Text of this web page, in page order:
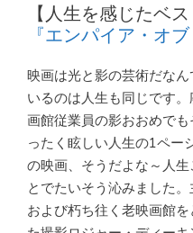
【人生を感じたベス
『エンパイア・オブ
映画は光と影の芸術だな
いるのは人生も同じです
画館従業員の影おおめで
ったく眩しい人生の1ペー
の映画、そうだよな～人
とでたいそう沁みました
および朽ち往く老映画館